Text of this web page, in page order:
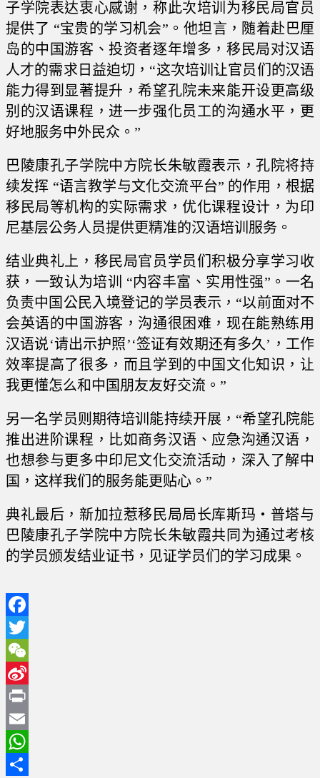
子学院表达衷心感谢，称此次培训为移民局官员
提供了 “宝贵的学习机会”。他坦言，随着赴巴厘
岛的中国游客、投资者逐年增多，移民局对汉语
人才的需求日益迫切，“这次培训让官员们的汉语
能力得到显著提升，希望孔院未来能开设更高级
别的汉语课程，进一步强化员工的沟通水平，更
好地服务中外民众。”
巴陵康孔子学院中方院长朱敏霞表示，孔院将持
续发挥 “语言教学与文化交流平台” 的作用，根据
移民局等机构的实际需求，优化课程设计，为印
尼基层公务人员提供更精准的汉语培训服务。
结业典礼上，移民局官员学员们积极分享学习收
获，一致认为培训 “内容丰富、实用性强”。一名
负责中国公民入境登记的学员表示，“以前面对不
会英语的中国游客，沟通很困难，现在能熟练用
汉语说‘请出示护照’‘签证有效期还有多久’，工作
效率提高了很多，而且学到的中国文化知识，让
我更懂怎么和中国朋友友好交流。”
另一名学员则期待培训能持续开展，“希望孔院能
推出进阶课程，比如商务汉语、应急沟通汉语，
也想参与更多中印尼文化交流活动，深入了解中
国，这样我们的服务能更贴心。”
典礼最后，新加拉惹移民局局长库斯玛・普塔与
巴陵康孔子学院中方院长朱敏霞共同为通过考核
的学员颁发结业证书，见证学员们的学习成果。
Facebook
Twitter
WeChat
Sina
Weibo
Print
Email
WhatsApp